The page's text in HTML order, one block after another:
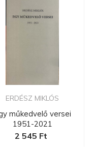
ERDÉSZ MIKLÓS
műkedvelő versei
1951-2021
2 545 Ft